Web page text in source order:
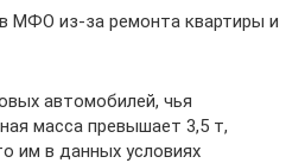
МФО из-за ремонта квартиры и
автомобилей, чья
масса превышает 3,5 т,
им в данных условиях